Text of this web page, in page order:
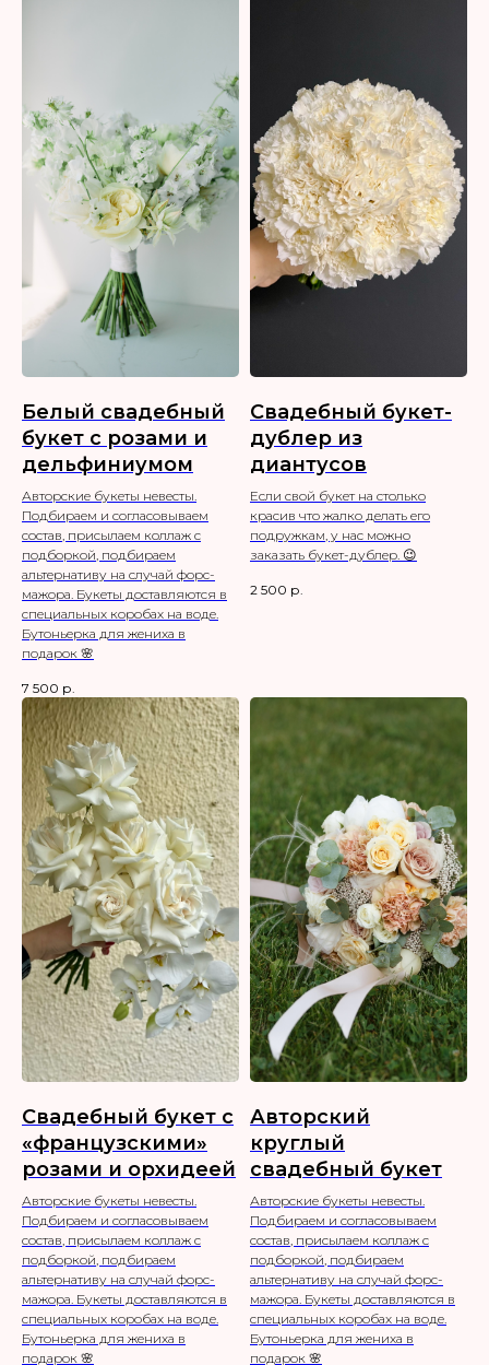
Белый свадебный
букет с розами и
дельфиниумом
Авторские букеты невесты.
Подбираем и согласовываем
состав, присылаем коллаж с
подборкой, подбираем
альтернативу на случай форс-
мажора. Букеты доставляются в
специальных коробах на воде.
Бутоньерка для жениха в
подарок 🌸
7 500 р.
Свадебный букет-
дублер из
диантусов
Если свой букет на столько
красив что жалко делать его
подружкам, у нас можно
заказать букет-дублер. 😉
2 500 р.
Свадебный букет с
«французскими»
розами и орхидеей
Авторские букеты невесты.
Подбираем и согласовываем
состав, присылаем коллаж с
подборкой, подбираем
альтернативу на случай форс-
мажора. Букеты доставляются в
специальных коробах на воде.
Бутоньерка для жениха в
подарок 🌸
Авторский
круглый
свадебный букет
Авторские букеты невесты.
Подбираем и согласовываем
состав, присылаем коллаж с
подборкой, подбираем
альтернативу на случай форс-
мажора. Букеты доставляются в
специальных коробах на воде.
Бутоньерка для жениха в
подарок 🌸